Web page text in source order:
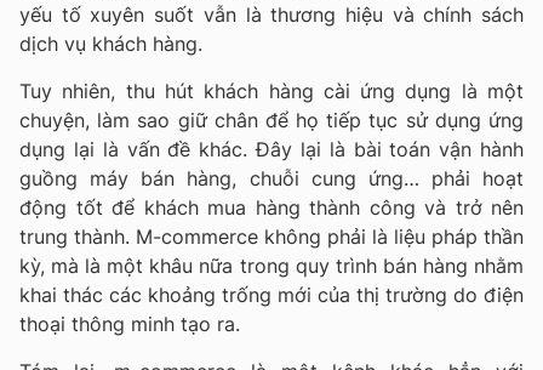
yếu tố xuyên suốt vẫn là thương hiệu và chính sách
dịch vụ khách hàng.
Tuy nhiên, thu hút khách hàng cài ứng dụng là một
chuyện, làm sao giữ chân để họ tiếp tục sử dụng ứng
dụng lại là vấn đề khác. Ðây lại là bài toán vận hành
guồng máy bán hàng, chuỗi cung ứng… phải hoạt
động tốt để khách mua hàng thành công và trở nên
trung thành. M-commerce không phải là liệu pháp thần
kỳ, mà là một khâu nữa trong quy trình bán hàng nhằm
khai thác các khoảng trống mới của thị trường do điện
thoại thông minh tạo ra.